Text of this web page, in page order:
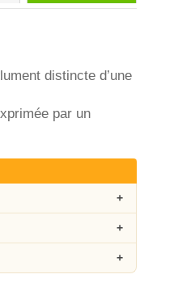
distincte d’une
par un